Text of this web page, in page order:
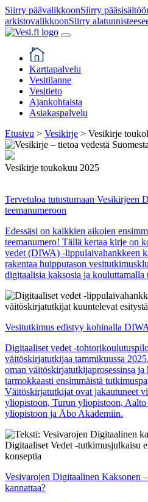
Siirry päävalikkoonSiirry
arkistovalikkoonSiirry
Karttapalvelu
Vesitilanne
Vesitieto
Ajankohtaista
Asiakaspalvelu
Etusivu > Vesikirje > Vesikirje
Vesikirje toukokuu 2025
Tervetuloa tutustumaan Vesikirjeen
teemanumeroon
Edessäsi on kaikkien aikojen
teemanumero! Tällä kertaa kirje on
vedet (DIWA) -lippulaivahankkeen
rakentaa huipputason
digitaalisia kaksosia ja kouluttamalla
Vesitutkimus edistyy kohinalla
Digitaaliset vedet -
väitöskirjatutkijaa tammikuussa
oman väitöskirjatutkijaprosessinsa
tarmokkaasti ensimmäistä
Väitöskirjatutkijat ovat jakautuneet
yliopistoon, Turun yliopistoon,
yliopistoon ja Åbo Akademiin.
Vesivarojen Digitaalinen Kaksonen
kannattaa?